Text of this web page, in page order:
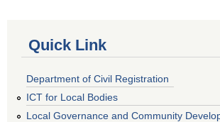
Quick Link
Department of Civil Registration
ICT for Local Bodies
Local Governance and Community